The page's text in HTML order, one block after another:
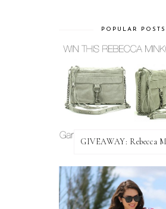
POPULAR POSTS